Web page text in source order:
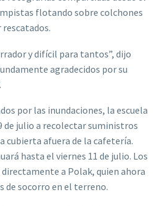
flotando sobre colchones
y difícil para tantos”, dijo
agradecidos por su
por las inundaciones, la escuela
de julio a recolectar suministros
cubierta afuera de la cafetería.
hasta el viernes 11 de julio. Los
a Polak, quien ahora
de socorro en el terreno.